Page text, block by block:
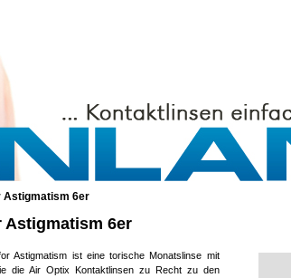
Astigmatism 6er
6er
Astigmatism ist eine torische Monatslinse mit
die Air Optix Kontaktlinsen zu Recht zu den